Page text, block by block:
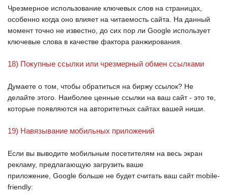
Чрезмерное использование ключевых слов на страницах,
особенно когда оно влияет на читаемость сайта. На данный
момент точно не известно, до сих пор ли Google использует
ключевые слова в качестве фактора ранжирования.
18) Покупные ссылки или чрезмерный обмен ссылками
Думаете о том, чтобы обратиться на биржу ссылок? Не
делайте этого. Наиболее ценные ссылки на ваш сайт - это те,
которые появляются на авторитетных сайтах вашей ниши.
19) Навязывание мобильных приложений
Если вы выводите мобильным посетителям на весь экран
рекламу, предлагающую загрузить ваше
приложение, Google больше не будет считать ваш сайт mobile-
friendly: